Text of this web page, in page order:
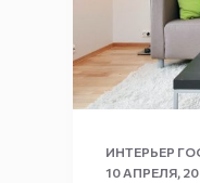
ИНТЕРЬЕР
10 АПРЕЛЯ,